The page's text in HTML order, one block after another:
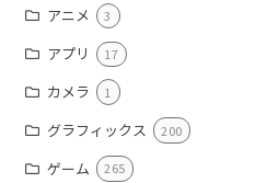
アニメ 3
アプリ 17
カメラ 1
グラフィックス 200
ゲーム 265